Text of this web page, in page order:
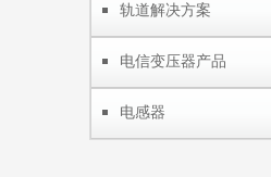
轨道解决方案
电信变压器产品
电感器